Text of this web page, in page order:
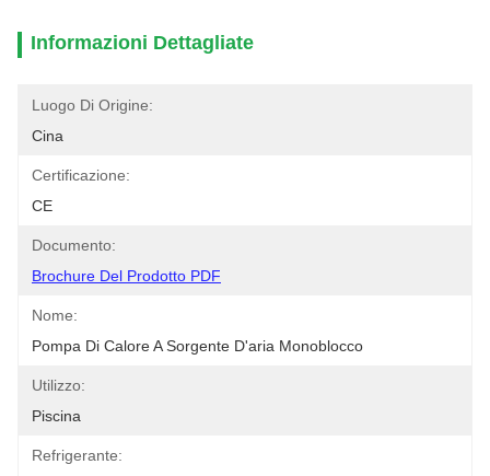
Informazioni Dettagliate
Luogo Di Origine:
Cina
Certificazione:
CE
Documento:
Brochure Del Prodotto PDF
Nome:
Pompa Di Calore A Sorgente D'aria Monoblocco
Utilizzo:
Piscina
Refrigerante: